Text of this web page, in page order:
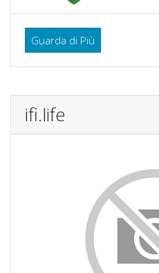
Guarda di Più
ifi.life